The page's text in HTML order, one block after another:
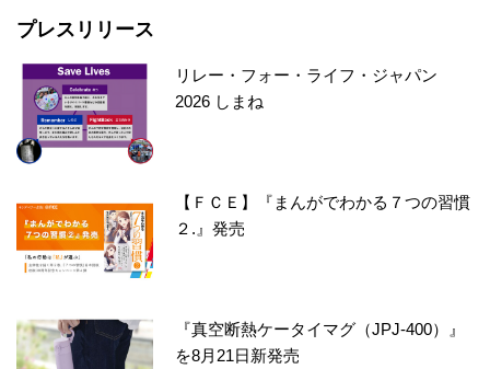
プレスリリース
リレー・フォー・ライフ・ジャパン
2026 しまね
【ＦＣＥ】『まんがでわかる７つの習慣
２.』発売
『真空断熱ケータイマグ（JPJ-400）』
を8月21日新発売